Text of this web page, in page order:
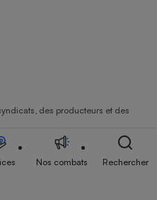
des producteurs et des
Nos combats Rechercher